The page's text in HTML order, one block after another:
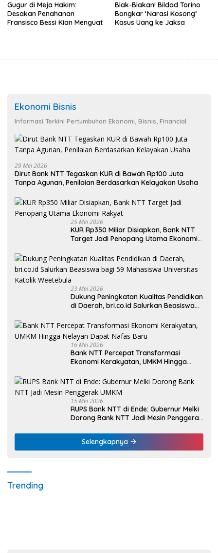
Gugur di Meja Hakim:
Desakan Penahanan
Fransisco Bessi Kian Menguat
Blak-Blakan! Bildad Torino
Bongkar ‘Narasi Kosong’
Kasus Uang ke Jaksa
Ekonomi Bisnis
Informasi Terkini Pertumbuhan Ekonomi, Bisnis, Financial.
29 Mei 2026
Dirut Bank NTT Tegaskan KUR di Bawah Rp100 Juta
Tanpa Agunan, Penilaian Berdasarkan Kelayakan Usaha
25 Mei 2026
KUR Rp350 Miliar Disiapkan, Bank NTT
Target Jadi Penopang Utama Ekonomi
23 Mei 2026
Dukung Peningkatan Kualitas Pendidikan
di Daerah, bri.co.id Salurkan Beasiswa
Weetebula
16 Mei 2026
Bank NTT Percepat Transformasi
Ekonomi Kerakyatan, UMKM Hingga
15 Mei 2026
RUPS Bank NTT di Ende: Gubernur Melki
Dorong Bank NTT Jadi Mesin Penggerak
Selengkapnya
Trending